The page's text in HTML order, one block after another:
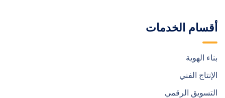
أقسام الخدمات
بناء الهوية
الإنتاج الفني
التسويق الرقمي